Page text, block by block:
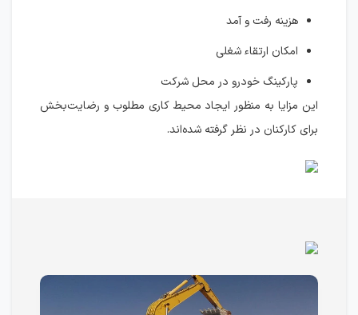
هزینه رفت و آمد
امکان ارتقاء شغلی
پارکینگ خودرو در محل شرکت
این مزایا به منظور ایجاد محیط کاری مطلوب و رضایت‌بخش
برای کارکنان در نظر گرفته شده‌اند.